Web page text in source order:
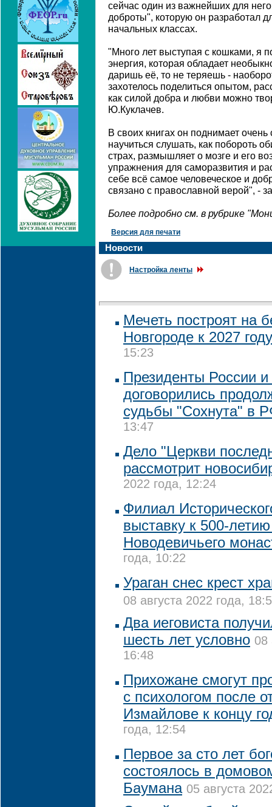
сейчас один из важнейших для
доброты", которую он разработал
начальных классах.
"Много лет выступая с кошками, я
энергия, которая обладает
даришь её, то не теряешь -
захотелось поделиться опытом,
как силой добра и любви можно
Ю.Куклачев.
В своих книгах он поднимает
научиться слушать, как побороть
страх, размышляет о мозге и его
упражнения для саморазвития и
себе всё самое человеческое и
связано с православной верой", -
Более подробно см. в рубрике
Версия для печати
Новости
Настройка ленты
Мечеть построят на
Новгороде к 2027 году
15:23
Президенты России
договорились
судьбы "Сохнута" в
13:47
Дело "Церкви
рассмотрит
2022 года, 12:24
Филиал
выставку к 500-
Новодевичьего
года, 10:22
Ураган снес крест
08 августа 2022 года,
Два иеговиста
шесть лет условно 08
16:48
Прихожане смогут
с психологом после
Измайлове к концу
года, 12:54
Первое за сто лет
состоялось в
Баумана 05 августа